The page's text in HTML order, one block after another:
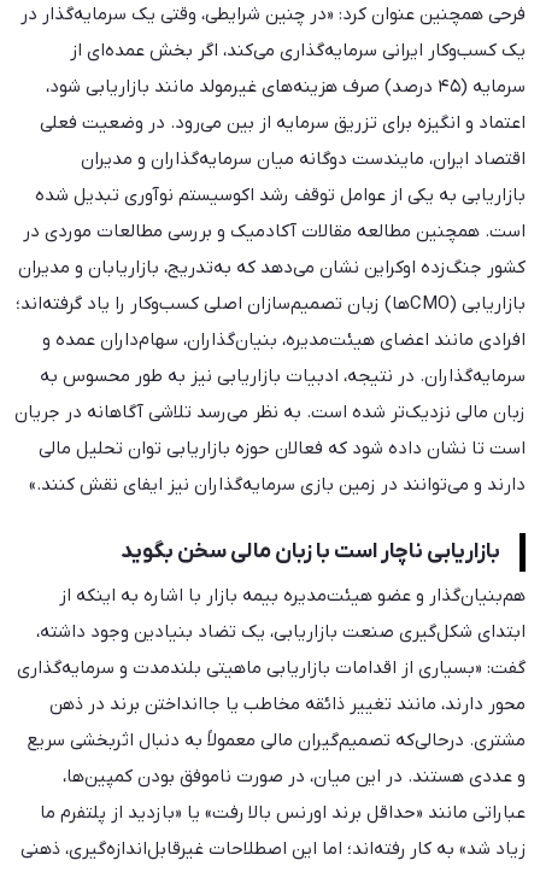
فرحی همچنین عنوان کرد: «در چنین شرایطی، وقتی یک سرمایه‌گذار در
یک کسب‌وکار ایرانی سرمایه‌گذاری می‌کند، اگر بخش عمده‌ای از
سرمایه (۴۵ درصد) صرف هزینه‌های غیرمولد مانند بازاریابی شود،
اعتماد و انگیزه برای تزریق سرمایه از بین می‌رود. در وضعیت فعلی
اقتصاد ایران، مایندست دوگانه میان سرمایه‌گذاران و مدیران
بازاریابی به یکی از عوامل توقف رشد اکوسیستم نوآوری تبدیل شده
است. همچنین مطالعه مقالات آکادمیک و بررسی مطالعات موردی در
کشور جنگ‌زده اوکراین نشان می‌دهد که به‌تدریج، بازاریابان و مدیران
بازاریابی (CMOها) زبان تصمیم‌سازان اصلی کسب‌وکار را یاد گرفته‌اند؛
افرادی مانند اعضای هیئت‌مدیره، بنیان‌گذاران، سهام‌داران عمده و
سرمایه‌گذاران. در نتیجه، ادبیات بازاریابی نیز به طور محسوس به
زبان مالی نزدیک‌تر شده است. به نظر می‌رسد تلاشی آگاهانه در جریان
است تا نشان داده شود که فعالان حوزه بازاریابی توان تحلیل مالی
دارند و می‌توانند در زمین بازی سرمایه‌گذاران نیز ایفای نقش کنند.»
بازاریابی ناچار است با زبان مالی سخن بگوید
هم‌بنیان‌گذار و عضو هیئت‌مدیره بیمه بازار با اشاره به اینکه از
ابتدای شکل‌گیری صنعت بازاریابی، یک تضاد بنیادین وجود داشته،
گفت: «بسیاری از اقدامات بازاریابی ماهیتی بلندمدت و سرمایه‌گذاری
محور دارند، مانند تغییر ذائقه مخاطب یا جاانداختن برند در ذهن
مشتری. درحالی‌که تصمیم‌گیران مالی معمولاً به دنبال اثربخشی سریع
و عددی هستند. در این میان، در صورت ناموفق بودن کمپین‌ها،
عباراتی مانند «حداقل برند اورنس بالا رفت» یا «بازدید از پلتفرم ما
زیاد شد» به کار رفته‌اند؛ اما این اصطلاحات غیرقابل‌اندازه‌گیری، ذهنی